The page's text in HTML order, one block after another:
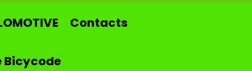
Contacts
Bicycode